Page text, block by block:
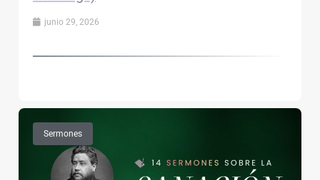
junio 29, 2026
Sermones